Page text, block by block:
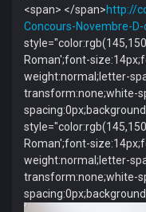
<span> </span>http://
Concours-Novembre-D-
Roman';font-
weight:normal;letter-
transform:none;white-
Roman';font-
weight:normal;letter-
transform:none;white-